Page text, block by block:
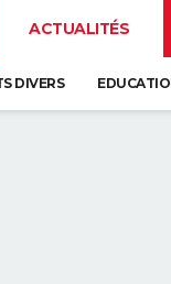
ACTUALITÉS
DIVERS